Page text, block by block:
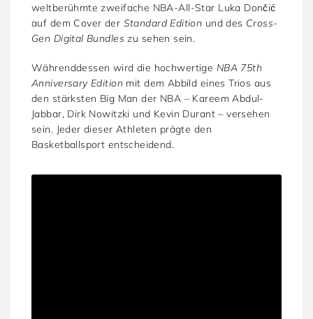
weltberühmte zweifache NBA-All-Star Luka Dončić
auf dem Cover der Standard Edition und des Cross-
Gen Digital Bundleszu sehen sein.
Währenddessen wird die hochwertige NBA 75th
Anniversary Edition mit dem Abbild eines Trios aus
den stärksten Big Man der NBA – Kareem Abdul-
Jabbar, Dirk Nowitzki und Kevin Durant – versehen
sein. Jeder dieser Athleten prägte den
Basketballsport entscheidend.